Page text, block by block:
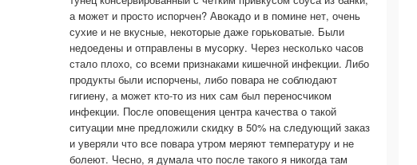
а может и просто испорчен? Авокадо и в помине нет, очень
сухие и не вкусные, некоторые даже горьковатые. Были
недоедены и отправлены в мусорку. Через несколько часов
стало плохо, со всеми признаками кишечной инфекции. Либо
продукты были испорчены, либо повара не соблюдают
гигиену, а может кто-то из них сам был переносчиком
инфекции. После оповещения центра качества о такой
ситуации мне предложили скидку в 50% на следующий заказ
и уверяли что все повара утром меряют температуру и не
болеют. Чесно, я думала что после такого я никогда там